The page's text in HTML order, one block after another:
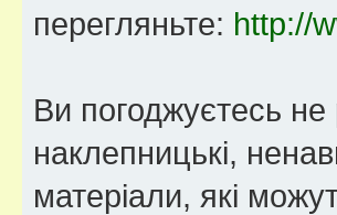
перегляньте: http://
Ви погоджуєтесь не
наклепницькі,
матеріали, які